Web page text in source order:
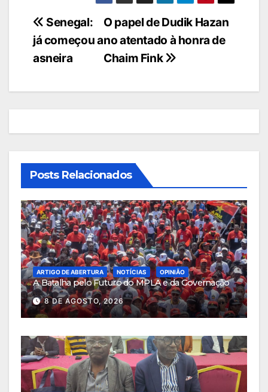
Navegação
de
artigos
O papel de Dudik Hazan
no atentado à honra de
Chaim Fink
Senegal:
já começou a
asneira
Posts Relacionados
ARTIGO DE ABERTURA NOTÍCIAS OPINIÃO
A Batalha pelo Futuro do MPLA e da Governação
8 DE AGOSTO, 2026